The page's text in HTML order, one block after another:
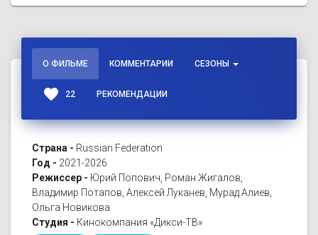
О ФИЛЬМЕ КОММЕНТАРИИ СЕЗОНЫ
favorite 22 РЕКОМЕНДАЦИИ
Страна - Russian Federation
Год - 2021-2026
Режиссер - Юрий Попович, Роман Жигалов,
Владимир Потапов, Алексей Луканев, Мурад Алиев,
Ольга Новикова
Студия - Кинокомпания «Дикси-ТВ»